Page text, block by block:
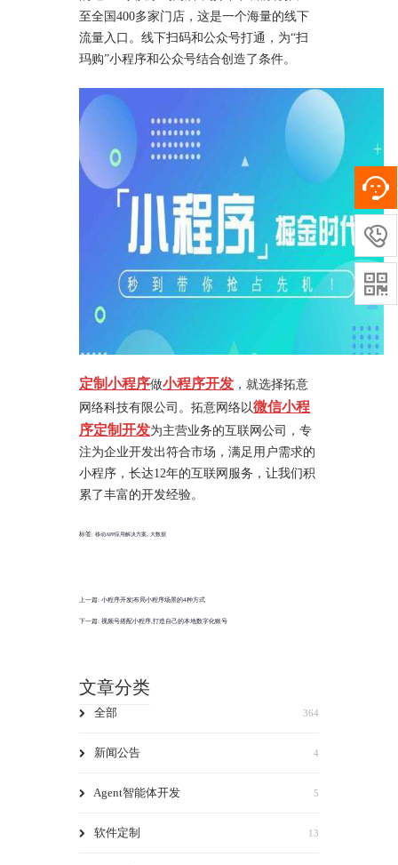
至全国400多家门店，这是一个海量的线下
流量入口。线下扫码和公众号打通，为“扫
玛购”小程序和公众号结合创造了条件。
定制小程序做小程序开发 ，就选择拓意
网络科技有限公司。拓意网络以微信小程
序定制开发为主营业务的互联网公司，专
注为企业开发出符合市场，满足用户需求的
小程序，长达12年的互联网服务，让我们积
累了丰富的开发经验。
标签: 移动APP应用解决方案 大数据
上一篇: 小程序开发|布局小程序场景的4种方式
下一篇: 视频号搭配小程序,打造自己的本地数字化账号
文章分类
全部 364
新闻公告 4
Agent智能体开发 5
软件定制 13

